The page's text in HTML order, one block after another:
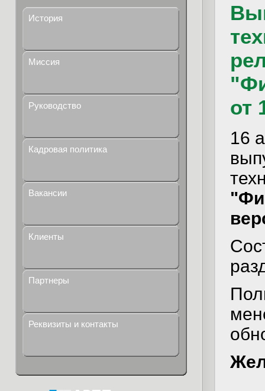
История
Миссия
Руководство
Кадровая политика
Вакансии
Клиенты
Партнеры
Реквизиты и контакты
от
16